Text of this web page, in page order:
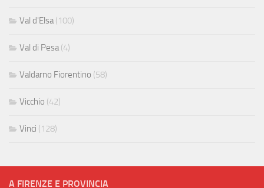
Val d'Elsa(100)
Val di Pesa(4)
Valdarno Fiorentino (58)
Vicchio (42)
Vinci (128)
A FIRENZE E PROVINCIA